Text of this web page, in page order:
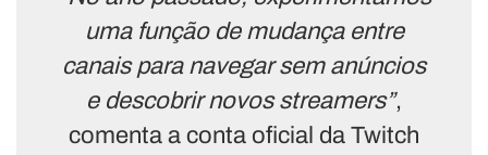
uma função de mudança entre
canais para navegar sem anúncios
e descobrir novos streamers”,
comenta a conta oficial da Twitch